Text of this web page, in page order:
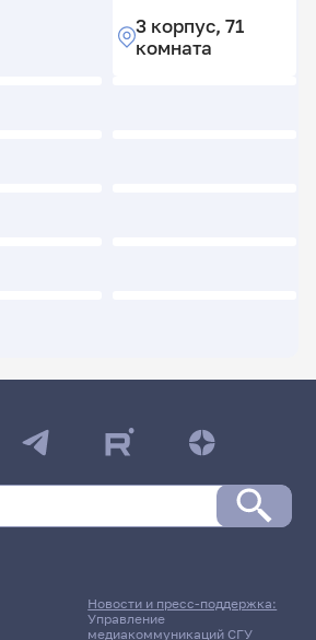
3 корпус, 71
комната
ПОСЛЕДНЕГО ОБНОВЛЕНИЯ:
29.01.2026
Владимирович
Новости и пресс-поддержка:
Управление
медиакоммуникаций СГУ